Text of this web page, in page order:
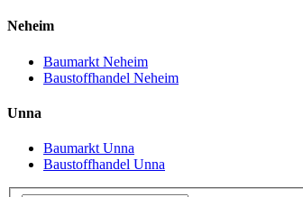
Neheim
Baumarkt Neheim
Baustoffhandel Neheim
Unna
Baumarkt Unna
Baustoffhandel Unna